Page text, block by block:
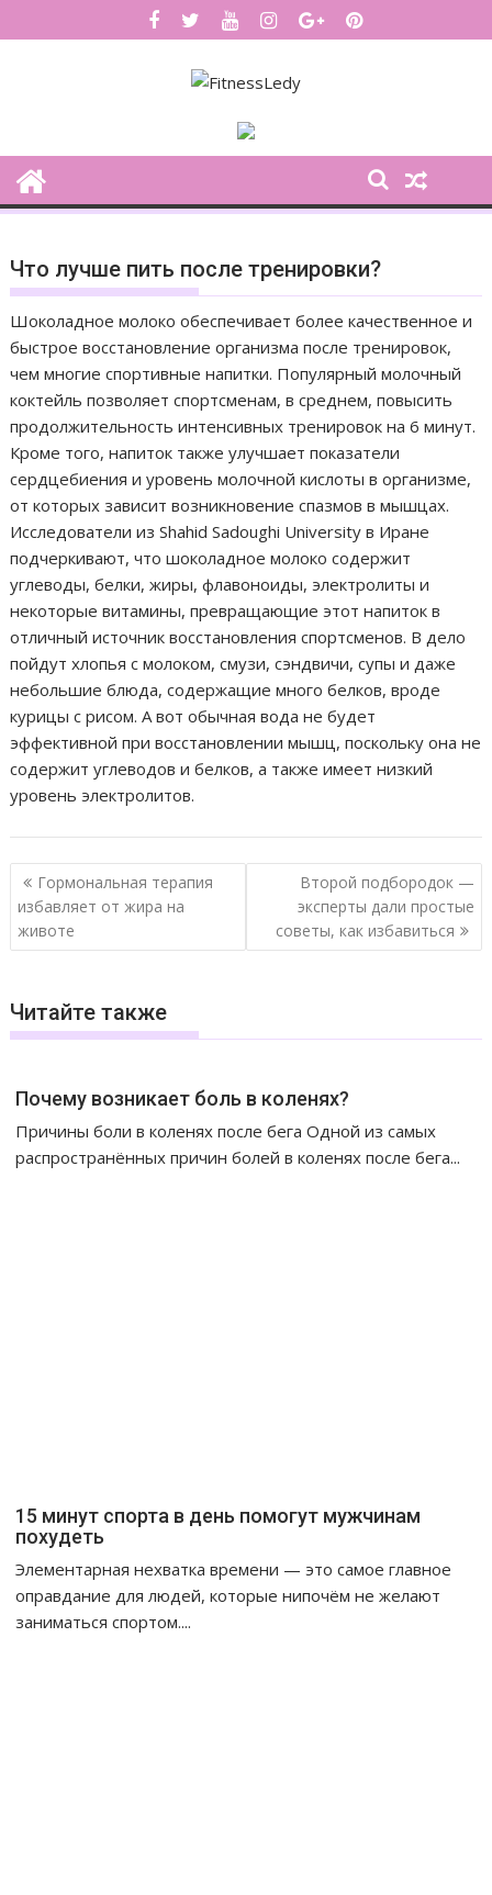
k
Что лучше пить после тренировки?
Шоколадное молоко обеспечивает более качественное и
быстрое восстановление организма после тренировок,
чем многие спортивные напитки. Популярный молочный
коктейль позволяет спортсменам, в среднем, повысить
продолжительность интенсивных тренировок на 6 минут.
Кроме того, напиток также улучшает показатели
сердцебиения и уровень молочной кислоты в организме,
от которых зависит возникновение спазмов в мышцах.
Исследователи из Shahid Sadoughi University в Иране
подчеркивают, что шоколадное молоко содержит
углеводы, белки, жиры, флавоноиды, электролиты и
некоторые витамины, превращающие этот напиток в
отличный источник восстановления спортсменов. В дело
пойдут хлопья с молоком, смузи, сэндвичи, супы и даже
небольшие блюда, содержащие много белков, вроде
курицы с рисом. А вот обычная вода не будет
эффективной при восстановлении мышц, поскольку она не
содержит углеводов и белков, а также имеет низкий
уровень электролитов.
Н
а
в
г
а
я
п
о
Гормональная терапия
избавляет от жира на
животе
Второй подбородок —
эксперты дали простые
советы, как избавиться
Читайте также
Почему возникает боль в коленях?
Причины боли в коленях после бега Одной из самых
распространённых причин болей в коленях после бега...
15 минут спорта в день помогут мужчинам
похудеть
Элементарная нехватка времени — это самое главное
оправдание для людей, которые нипочём не желают
заниматься спортом....